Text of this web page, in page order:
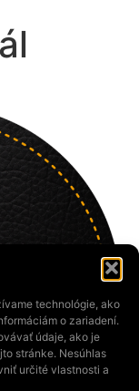
technológie, ako
o zariadení.
údaje, ako je
stránke. Nesúhlas
určité vlastnosti a